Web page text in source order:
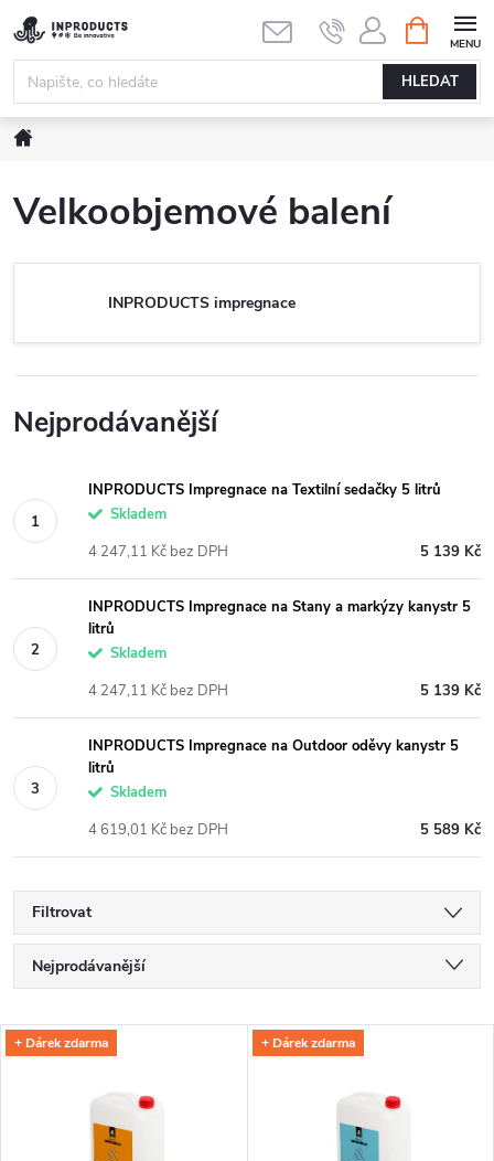
Přejít
na
obsah
HLEDAT
NÁKUPNÍ
KOŠÍK
Velkoobjemové balení
INPRODUCTS impregnace
Nejprodávanější
INPRODUCTS Impregnace na Textilní sedačky 5 litrů
Skladem
5 139 Kč
4 247,11 Kč bez DPH
INPRODUCTS Impregnace na Stany a markýzy kanystr 5
litrů
Skladem
5 139 Kč
4 247,11 Kč bez DPH
INPRODUCTS Impregnace na Outdoor oděvy kanystr 5
litrů
Skladem
5 589 Kč
4 619,01 Kč bez DPH
Filtrovat
Ř
a
Nejprodávanější
Nejdražší
Abecedně
V
+ Dárek zdarma + Dárek zdarma